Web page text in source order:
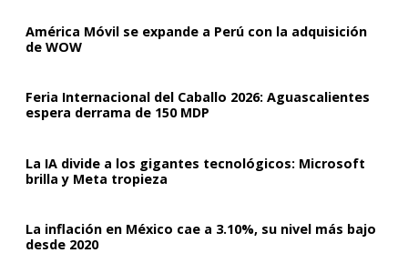
América Móvil se expande a Perú con la adquisición
de WOW
Feria Internacional del Caballo 2026: Aguascalientes
espera derrama de 150 MDP
La IA divide a los gigantes tecnológicos: Microsoft
brilla y Meta tropieza
La inflación en México cae a 3.10%, su nivel más bajo
desde 2020